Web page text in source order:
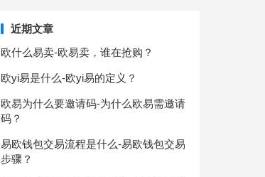
近期文章
欧什么易卖-欧易卖，谁在抢购？
欧yi易是什么-欧yi易的定义？
欧易为什么要邀请码-为什么欧易需邀请
码？
易欧钱包交易流程是什么-易欧钱包交易
步骤？